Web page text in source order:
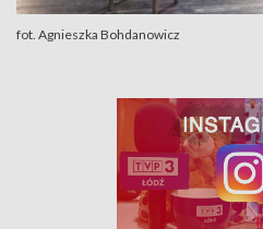
fot. Agnieszka Bohdanowicz